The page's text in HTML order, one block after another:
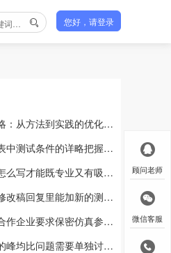
您好，请登录
从方法到实践的优化途径
试条件的详略把握与撰写规范
写才能既专业又有吸引力
回复里能加新的测试结果吗
业要求保密仿真参数怎么处理
均比问题需要单独讨论吗
顾问老师
微信客服